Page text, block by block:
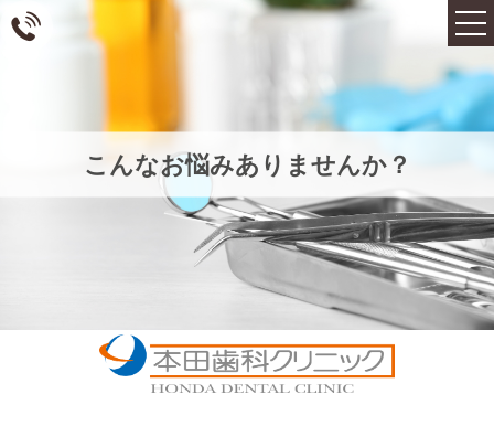
こんなお悩みありませんか？
コンセプト・院長紹介
こんなお悩みありません
か？